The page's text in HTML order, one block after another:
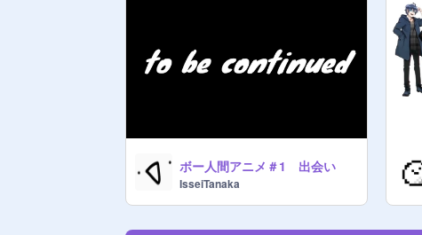
ボー人間アニメ＃1 出会い
IsseiTanaka